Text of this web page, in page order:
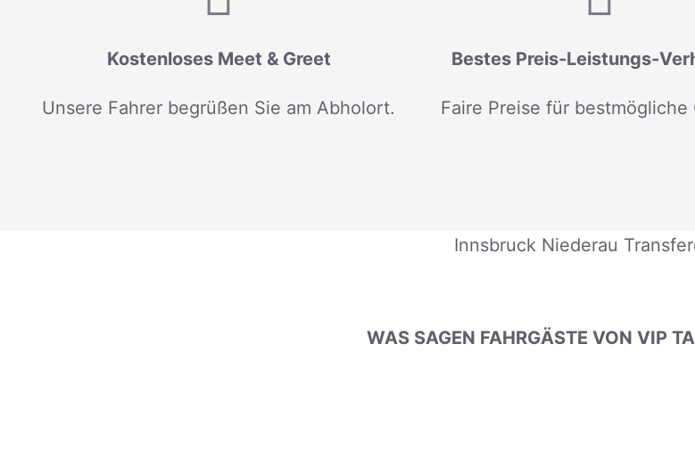
Kostenloses Meet & Greet
Unsere Fahrer begrüßen Sie am Abholort.
Bestes Preis-Leistungs-
Faire Preise für bestmögliche
Innsbruck Niederau
WAS SAGEN FAHRGÄSTE VON VIP